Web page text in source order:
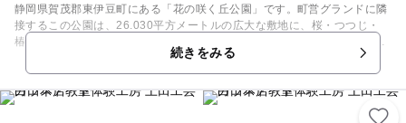
静岡県賀茂郡東伊豆町にある「花の咲く丘公園」です。町営グランドに隣
接するこの公園は、26.030平方メートルの広大な敷地に、桜・つつじ・
椿・あじさいなど50種類以上・1万株以上もの花木が植裁管理されてお
り、散策路もあって四季を通して楽しめます。小さな子どもから、ご年配
の方にまで楽しめるスポットです。近隣には、「伊豆アニマルキングダ
ム」があります。太平洋に浮かぶ伊豆七島を見下ろす広大なレジャーラン
ドです。動物園を中心に遊園地やスポーツ施設を備え、生きものにふれあ
続きをみる